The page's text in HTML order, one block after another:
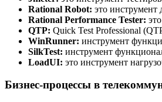
Rational Robot: это инструмент
Rational Performance Tester:
QTP: Quick Test Professional
WinRunner: инструмент
SilkTest: инструмент
LoadUI: это инструмент
Бизнес-процессы в